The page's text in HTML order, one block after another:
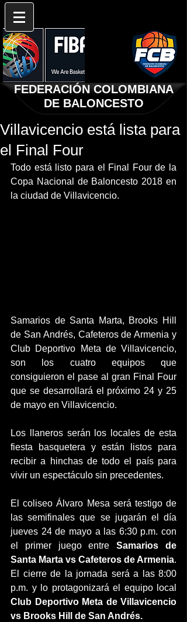
FEDERACIÓN COLOMBIANA
DE BALONCESTO
Villavicencio está lista para
el Final Four
Todo está listo para el Final Four de la
Copa Nacional de Baloncesto 2018 en
la ciudad de Villavicencio.
Samarios de Santa Marta, Brooks Hill
de San Andrés, Cafeteros de Armenia y
Club Deportivo Meta de Villavicencio,
son los cuatro equipos que
consiguieron el pase al gran Final Four
que se desarrollará el próximo 24 y 25
de mayo en Villavicencio.
Los llaneros serán los locales de esta
fiesta basquetera y están listos para
recibir a hinchas de todo el país para
vivir un espectáculo sin precedentes.
El coliseo Álvaro Mesa será testigo de
las semifinales que se jugarán el día
jueves 24 de mayo a las 6:30 p.m. con
el primer juego entre Samarios de
Santa Marta vs Cafeteros de Armenia.
El cierre de la jornada será a las 8:00
Club Deportivo Meta de Villavicencio
vs Brooks Hill de San Andrés.